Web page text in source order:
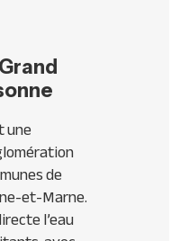
une
de
et-Marne.
l’eau